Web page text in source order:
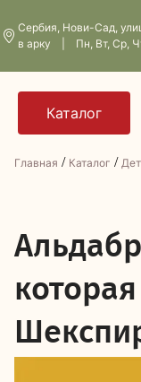
Сербия, Нови-Сад,
в арку | Пн, Вт, Ср,
Главная / Каталог /
А